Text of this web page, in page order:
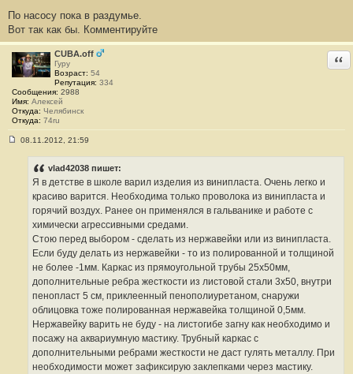
По насосу пока в раздумье.
Вот так как бы. Комментируйте
CUBA.off
Гуру
Возраст: 54
Репутация: 334
Сообщения: 2988
Имя: Алексей
Откуда: Челябинск
Откуда: 74ru
08.11.2012, 21:59
vlad42038 пишет:
Я в детстве в школе варил изделия из винипласта. Очень легко и
красиво варится. Необходима только проволока из винипласта и
горячий воздух. Ранее он применялся в гальванике и работе с
химически агрессивными средами.
Стою перед выбором - сделать из нержавейки или из винипласта.
Если буду делать из нержавейки - то из полированной и толщиной
не более -1мм. Каркас из прямоугольной трубы 25х50мм,
дополнительные ребра жесткости из листовой стали 3х50, внутри
пенопласт 5 см, приклеенный пенополиуретаном, снаружи
облицовка тоже полированная нержавейка толщиной 0,5мм.
Нержавейку варить не буду - на листогибе загну как необходимо и
посажу на аквариумную мастику. Трубный каркас с
дополнительными ребрами жесткости не даст гулять металлу. При
необходимости может зафиксирую заклепками через мастику.